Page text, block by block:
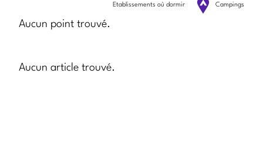
Etablissements où dormir Campings
Aucun point trouvé.
Aucun article trouvé.